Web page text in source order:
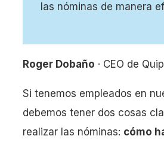
las nóminas de manera
Roger Dobaño · CEO de
Si tenemos empleados en
debemos tener dos cosas
realizar las nóminas: cómo